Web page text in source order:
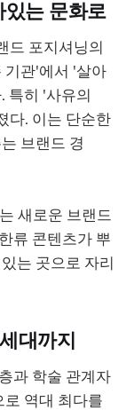
는 문화로
드 포지셔닝의
기관'에서 '살아
특히 '사유의
다. 이는 단순한
브랜드 경
새로운 브랜드
류 콘텐츠가 뿌
는 곳으로 자리
대까지
과 학술 관계자
역대 최다를